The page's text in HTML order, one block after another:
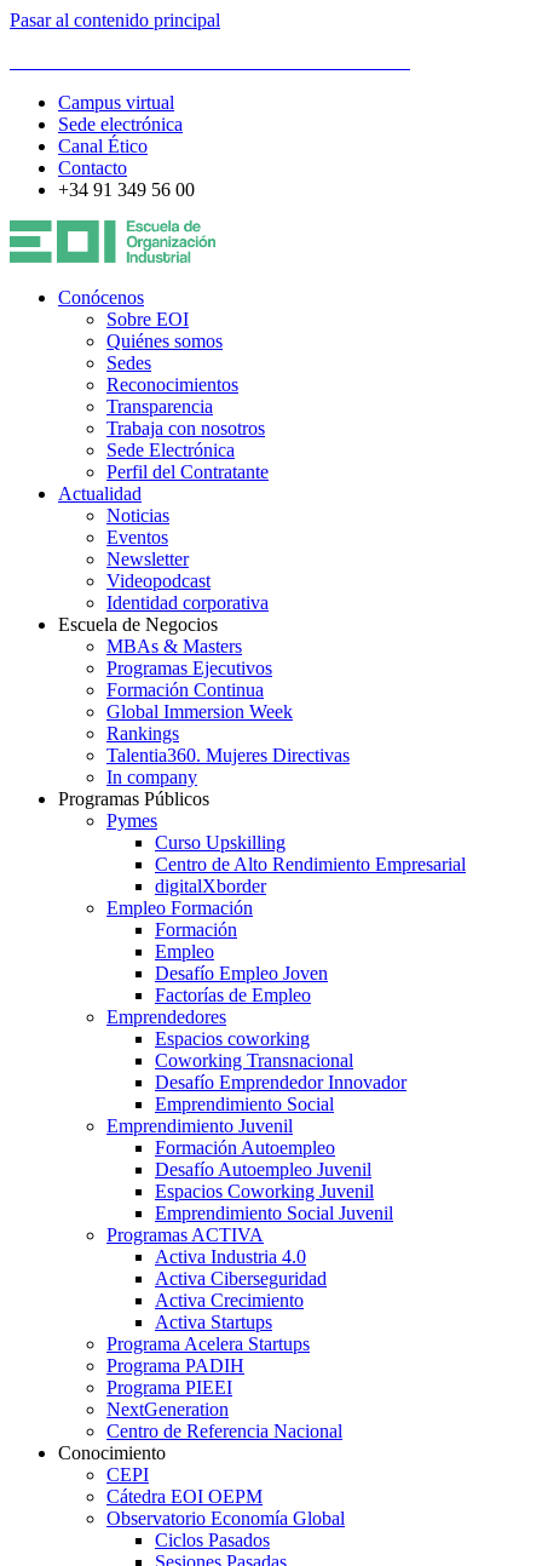
Pasar al contenido principal
Campus virtual
Sede electrónica
Canal Ético
Contacto
+34 91 349 56 00
Conócenos
Sobre EOI
Quiénes somos
Sedes
Reconocimientos
Transparencia
Trabaja con nosotros
Sede Electrónica
Perfil del Contratante
Actualidad
Noticias
Eventos
Newsletter
Videopodcast
Identidad corporativa
Escuela de Negocios
MBAs & Masters
Programas Ejecutivos
Formación Continua
Global Immersion Week
Rankings
Talentia360. Mujeres Directivas
In company
Programas Públicos
Pymes
Curso Upskilling
Centro de Alto Rendimiento Empresarial
digitalXborder
Empleo Formación
Formación
Empleo
Desafío Empleo Joven
Factorías de Empleo
Emprendedores
Espacios coworking
Coworking Transnacional
Desafío Emprendedor Innovador
Emprendimiento Social
Emprendimiento Juvenil
Formación Autoempleo
Desafío Autoempleo Juvenil
Espacios Coworking Juvenil
Emprendimiento Social Juvenil
Programas ACTIVA
Activa Industria 4.0
Activa Ciberseguridad
Activa Crecimiento
Activa Startups
Programa Acelera Startups
Programa PADIH
Programa PIEEI
NextGeneration
Centro de Referencia Nacional
Conocimiento
CEPI
Cátedra EOI OEPM
Observatorio Economía Global
Ciclos Pasados
Sesiones Pasadas